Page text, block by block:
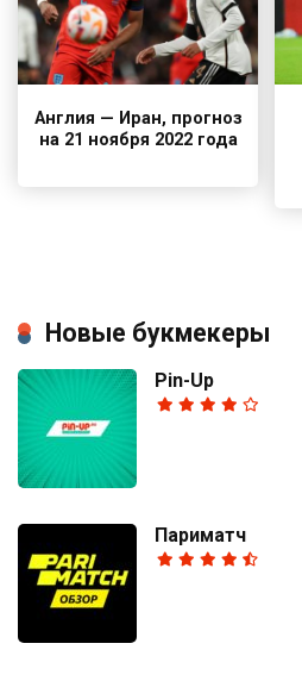
Англия — Иран, прогноз
на 21 ноября 2022 года
Новые букмекеры
Pin-Up
Париматч